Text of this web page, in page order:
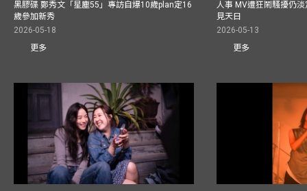
黑膠碟 鄭秀文「星塵55」專訪自爆10歲plan定16
歲參加新秀
2026-05-18
更多
人事 MV遭狂鬧騷擾仍
見天日
2026-05-13
更多